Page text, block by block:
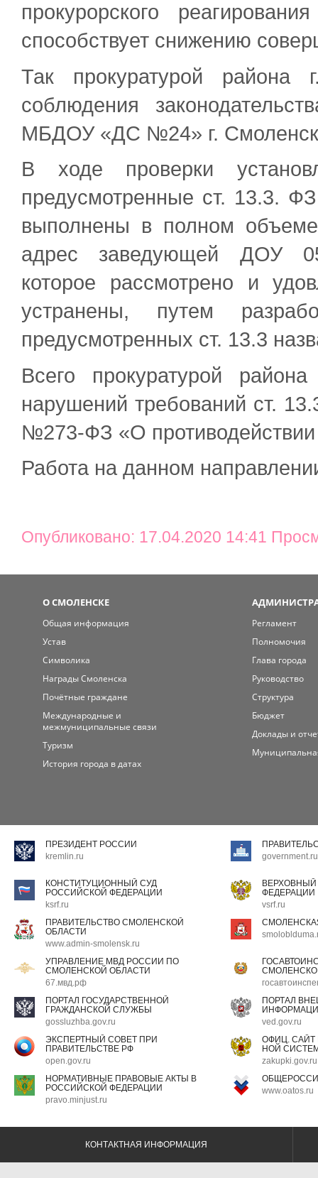
прокурорского
способствует снижению
Так прокуратурой района
соблюдения
МБДОУ «ДС №24» г.
В ходе проверки
предусмотренные ст. 13.3.
выполнены в полном
адрес заведующей ДОУ
которое рассмотрено и
устранены, путем
предусмотренных ст. 13.3
Всего прокуратурой
нарушений требований ст.
№273-ФЗ «О
Работа на данном
Опубликовано: 17.04.2020 14:41
О СМОЛЕНСКЕ
Общая информация
Устав
Символика
Награды Смоленска
Почётные граждане
Международные и
межмуниципальные связи
Туризм
История города в датах
Регламент
Полномочия
Глава города
Руководство
Структура
Бюджет
Доклады и
ПРЕЗИДЕНТ РОССИИ
kremlin.ru
government.ru
КОНСТИТУЦИОННЫЙ СУД
РОССИЙСКОЙ ФЕДЕРАЦИИ
ksrf.ru
ФЕДЕРАЦИИ
vsrf.ru
ПРАВИТЕЛЬСТВО СМОЛЕНСКОЙ
ОБЛАСТИ
www.admin-smolensk.ru
УПРАВЛЕНИЕ МВД РОССИИ ПО
СМОЛЕНСКОЙ ОБЛАСТИ
67.мвд.рф
ПОРТАЛ ГОСУДАРСТВЕННОЙ
ГРАЖДАНСКОЙ СЛУЖБЫ
gossluzhba.gov.ru
ПОРТАЛ
ved.gov.ru
ЭКСПЕРТНЫЙ СОВЕТ ПРИ
ПРАВИТЕЛЬСТВЕ РФ
open.gov.ru
ОФИЦ.
НОЙ
zakupki.gov.ru
НОРМАТИВНЫЕ ПРАВОВЫЕ АКТЫ В
РОССИЙСКОЙ ФЕДЕРАЦИИ
pravo.minjust.ru
www.oatos.ru
КОНТАКТНАЯ ИНФОРМАЦИЯ